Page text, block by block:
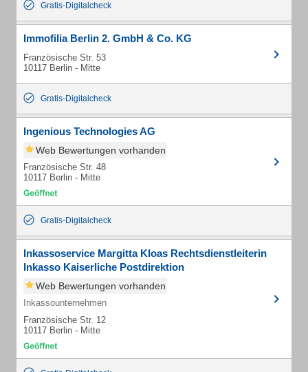
Gratis-Digitalcheck
Immofilia Berlin 2. GmbH & Co. KG
Französische Str. 53
10117 Berlin - Mitte
Gratis-Digitalcheck
Ingenious Technologies AG
Web Bewertungen vorhanden
Französische Str. 48
10117 Berlin - Mitte
Gratis-Digitalcheck
Inkassoservice Margitta Kloas Rechtsdienstleiterin
Inkasso Kaiserliche Postdirektion
Web Bewertungen vorhanden
Inkassounternehmen
Französische Str. 12
10117 Berlin - Mitte